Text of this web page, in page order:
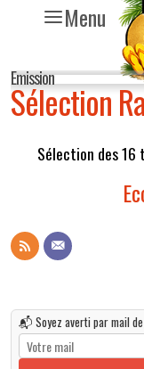
Menu
Emission
Sélection
Sélection des 16
📬 Soyez averti par mail